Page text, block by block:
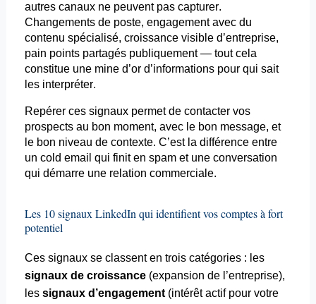
autres canaux ne peuvent pas capturer.
Changements de poste, engagement avec du
contenu spécialisé, croissance visible d’entreprise,
pain points partagés publiquement — tout cela
constitue une mine d’or d’informations pour qui sait
les interpréter.
Repérer ces signaux permet de contacter vos
prospects au bon moment, avec le bon message, et
le bon niveau de contexte. C’est la différence entre
un cold email qui finit en spam et une conversation
qui démarre une relation commerciale.
Les 10 signaux LinkedIn qui identifient vos comptes à fort
potentiel
Ces signaux se classent en trois catégories : les
signaux de croissance(expansion de l’entreprise),
les signaux d’engagement(intérêt actif pour votre